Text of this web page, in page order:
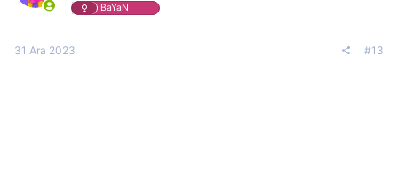
BaYaN
31 Ara 2023 #13